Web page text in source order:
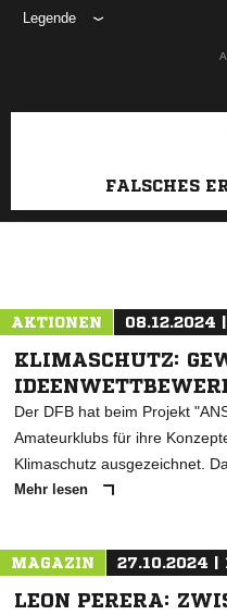
Legende
FALSCHES
AKTIONEN 08.12.2024
KLIMASCHUTZ:
Der DFB hat beim Projekt
Amateurklubs für ihre
Klimaschutz ausgezeichnet.
Mehr lesen
MAGAZIN 27.10.2024 |
LEON PERERA: